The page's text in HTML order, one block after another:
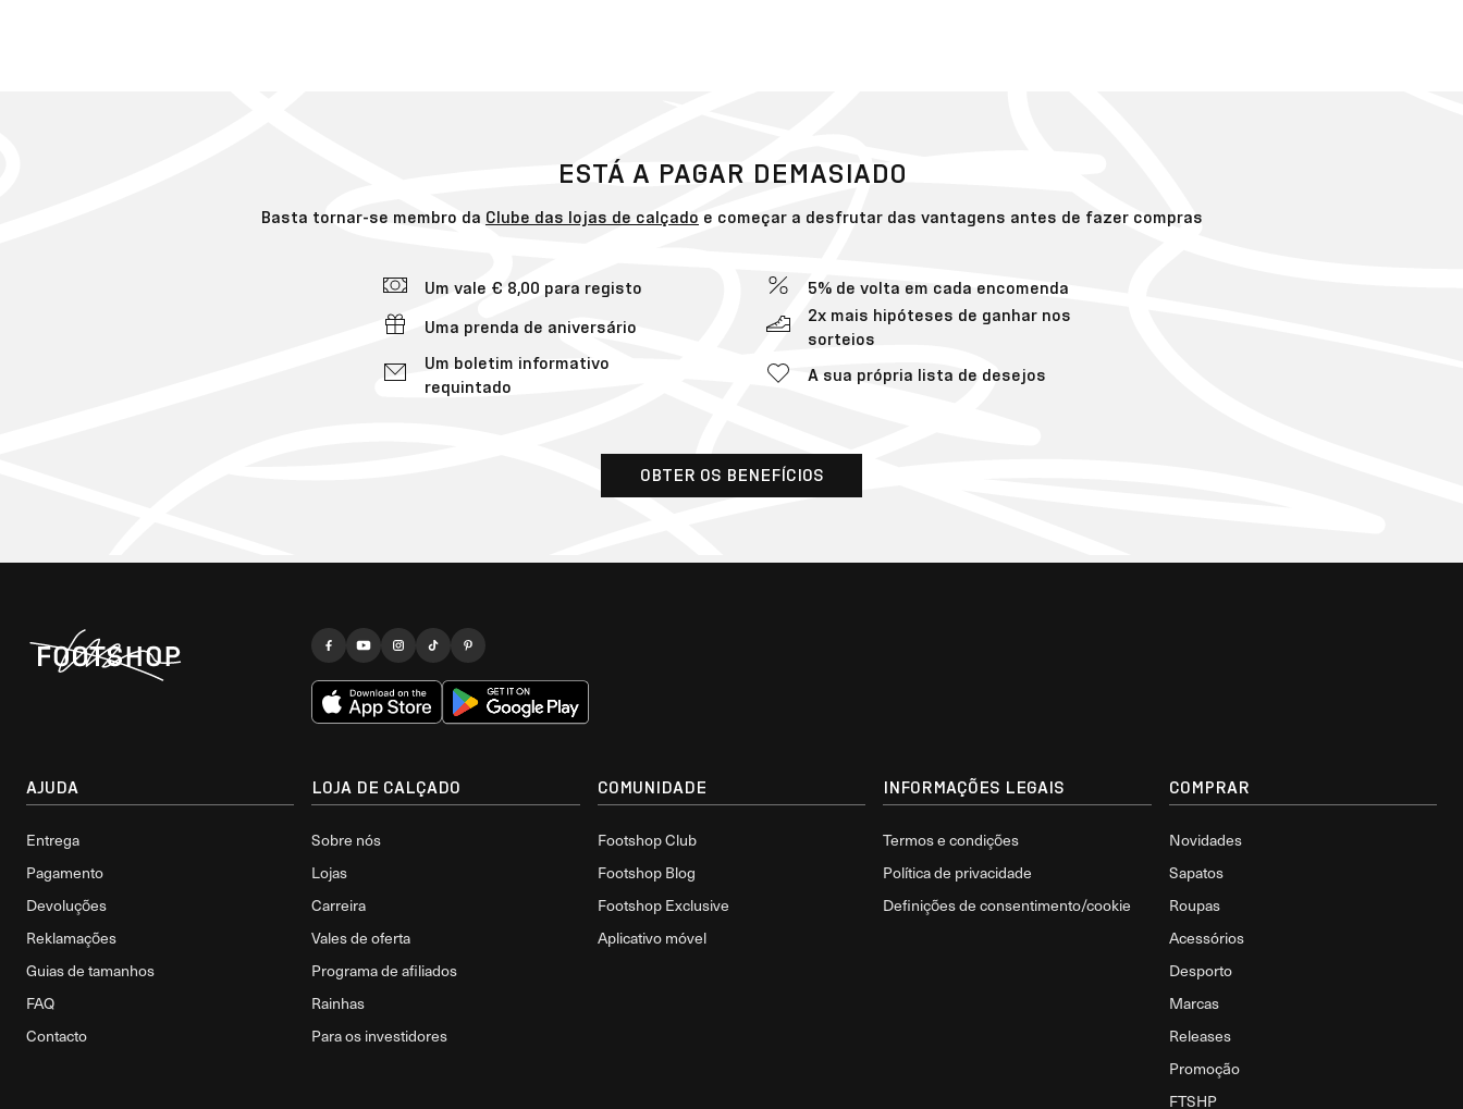
ESTÁ A PAGAR DEMASIADO
Basta tornar-se membro da Clube das lojas de calçado e começar a desfrutar das vantagens antes de fazer compras
Um vale € 8,00 para registo
5% de volta em cada encomenda
Uma prenda de aniversário
2x mais hipóteses de ganhar nos
sorteios
Um boletim informativo
requintado
A sua própria lista de desejos
OBTER OS BENEFÍCIOS
AJUDA
Entrega
Pagamento
Devoluções
Reklamações
Guias de tamanhos
FAQ
Contacto
LOJA DE CALÇADO
Sobre nós
Lojas
Carreira
Vales de oferta
Programa de afiliados
Rainhas
Para os investidores
COMUNIDADE
Footshop Club
Footshop Blog
Footshop Exclusive
Aplicativo móvel
INFORMAÇÕES LEGAIS
Termos e condições
Política de privacidade
Definições de consentimento/cookie
COMPRAR
Novidades
Sapatos
Roupas
Acessórios
Desporto
Marcas
Releases
Promoção
FTSHP